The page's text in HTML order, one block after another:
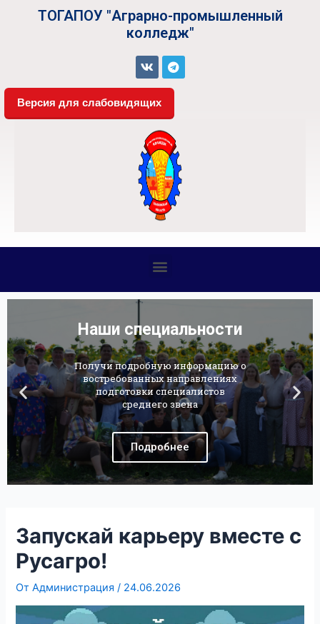
ТОГАПОУ "Аграрно-промышленный
колледж"
Версия для слабовидящих
Наши специальности
Получи подробную информацию о
востребованных направлениях
подготовки специалистов
среднего звена
Подробнее
Запускай карьеру вместе с
Русагро!
От Администрация / 24.06.2026